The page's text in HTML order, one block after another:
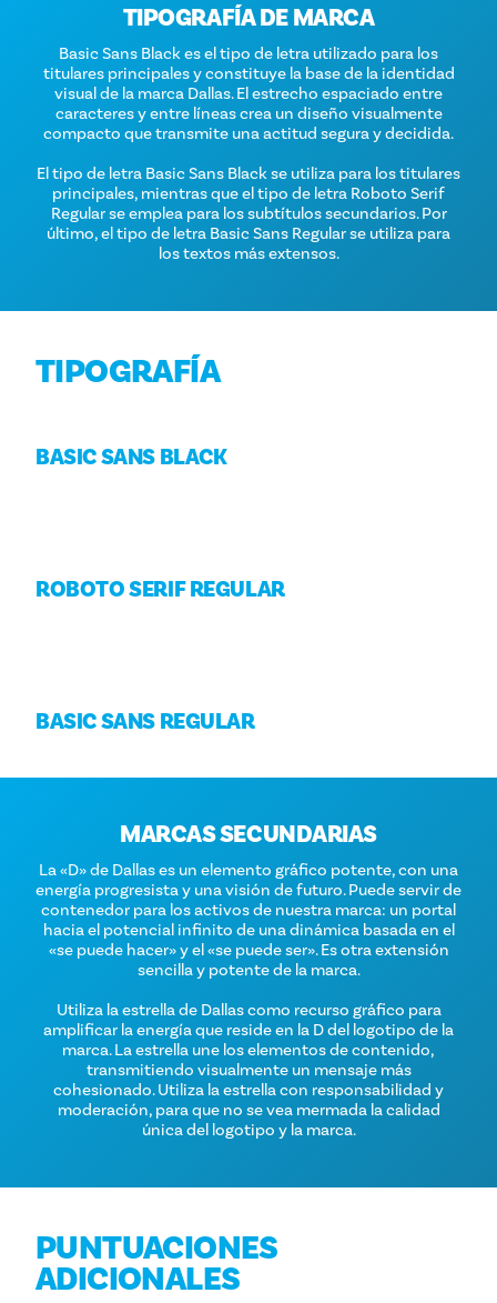
TIPOGRAFÍA DE MARCA
Basic Sans Black es el tipo de letra utilizado para los
titulares principales y constituye la base de la identidad
visual de la marca Dallas. El estrecho espaciado entre
caracteres y entre líneas crea un diseño visualmente
compacto que transmite una actitud segura y decidida.
El tipo de letra Basic Sans Black se utiliza para los titulares
principales, mientras que el tipo de letra Roboto Serif
Regular se emplea para los subtítulos secundarios. Por
último, el tipo de letra Basic Sans Regular se utiliza para
los textos más extensos.
TIPOGRAFÍA
BASIC SANS BLACK
ROBOTO SERIF REGULAR
BASIC SANS REGULAR
MARCAS SECUNDARIAS
La «D» de Dallas es un elemento gráfico potente, con una
energía progresista y una visión de futuro. Puede servir de
contenedor para los activos de nuestra marca: un portal
hacia el potencial infinito de una dinámica basada en el
«se puede hacer» y el «se puede ser». Es otra extensión
sencilla y potente de la marca.
Utiliza la estrella de Dallas como recurso gráfico para
amplificar la energía que reside en la D del logotipo de la
marca. La estrella une los elementos de contenido,
transmitiendo visualmente un mensaje más
cohesionado. Utiliza la estrella con responsabilidad y
moderación, para que no se vea mermada la calidad
única del logotipo y la marca.
PUNTUACIONES
ADICIONALES